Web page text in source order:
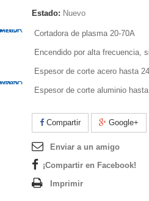
Estado: Nuevo
Cortadora de plasma 20-70A
Encendido por alta frecuencia,
Espesor de corte acero hasta
Espesor de corte aluminio
Compartir Google+
Enviar a un amigo
¡Compartir en Facebook!
Imprimir